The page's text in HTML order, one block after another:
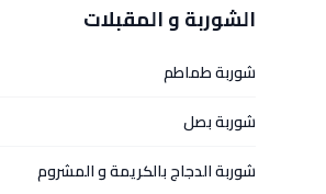
الشوربة و المقبلات
شوربة طماطم
شوربة بصل
شوربة الدجاج بالكريمة و المشروم